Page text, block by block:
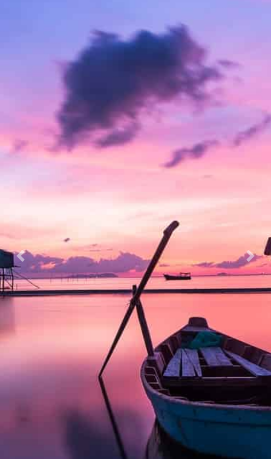
Previous